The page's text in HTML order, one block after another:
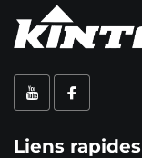
Liens rapides